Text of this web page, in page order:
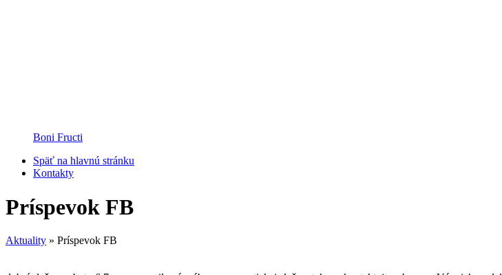
Boni Fructi
Späť na hlavnú stránku
Kontakty
Príspevok FB
Aktuality » Príspevok FB